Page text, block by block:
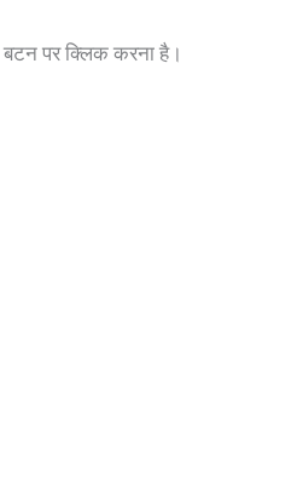
पर क्लिक करना है।